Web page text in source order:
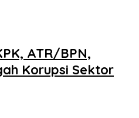
ATR/BPN,
Korupsi Sektor